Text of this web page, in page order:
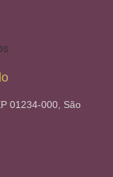
01234-000, São